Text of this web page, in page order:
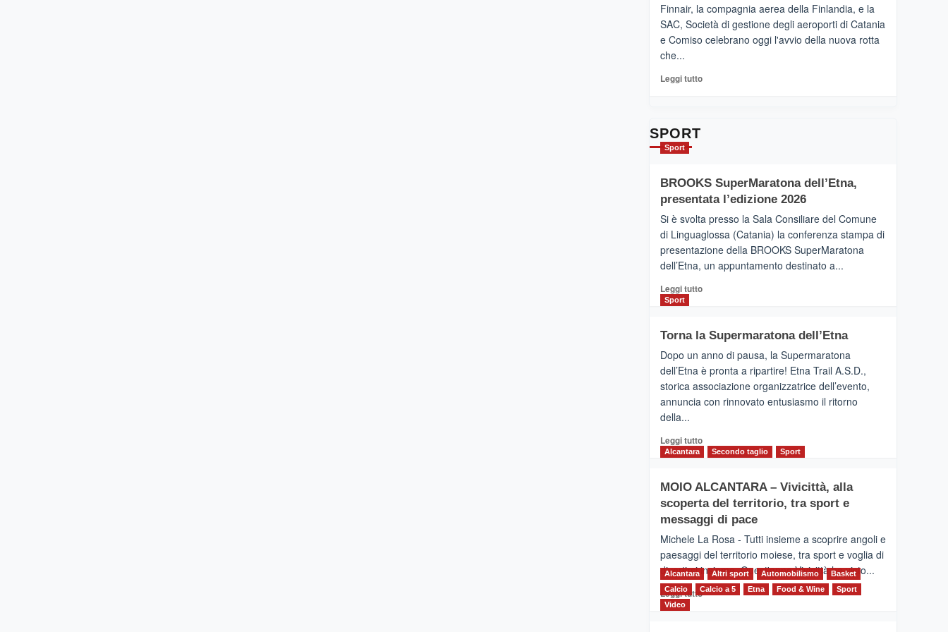
siamo
quasi….
pronti
dell’Etna
Finnair, la compagnia aerea della Finlandia, e la
SAC, Società di gestione degli aeroporti di Catania
e Comiso celebrano oggi l'avvio della nuova rotta
che...
Leggi tuttoLeggi
con
la
Al
via
i
collegamenti
SPORT
Sport
BROOKS SuperMaratona dell’Etna,
presentata l’edizione 2026
Si è svolta presso la Sala Consiliare del Comune
di Linguaglossa (Catania) la conferenza stampa di
presentazione della BROOKS SuperMaratona
dell’Etna, un appuntamento destinato a...
Leggi tuttoLeggi
BROOKS
SuperMaratona
dell’Etna,
presentata
l’edizione
2026
Sport
Torna la Supermaratona dell’Etna
Dopo un anno di pausa, la Supermaratona
dell’Etna è pronta a ripartire! Etna Trail A.S.D.,
storica associazione organizzatrice dell’evento,
annuncia con rinnovato entusiasmo il ritorno
della...
Leggi tuttoLeggi
Torna
la
Supermaratona
Alcantara Secondo taglio Sport
MOIO ALCANTARA – Vivicittà, alla
scoperta del territorio, tra sport e
messaggi di pace
Michele La Rosa - Tutti insieme a scoprire angoli e
paesaggi del territorio moiese, tra sport e voglia di
divertirsi insieme. Quest'anno Vivicittà ha visto...
Leggi tuttoLeggi
Alcantara Altri sport Automobilismo
Basket
Calcio
Calcio a 5 Etna Food & Wine
Sport
Video